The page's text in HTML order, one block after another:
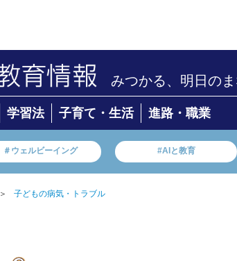
みつかる、明日のま
学習法 子育て・生活 進路・職業
＃ウェルビーイング #AIと教育
＞ 子どもの病気・トラブル